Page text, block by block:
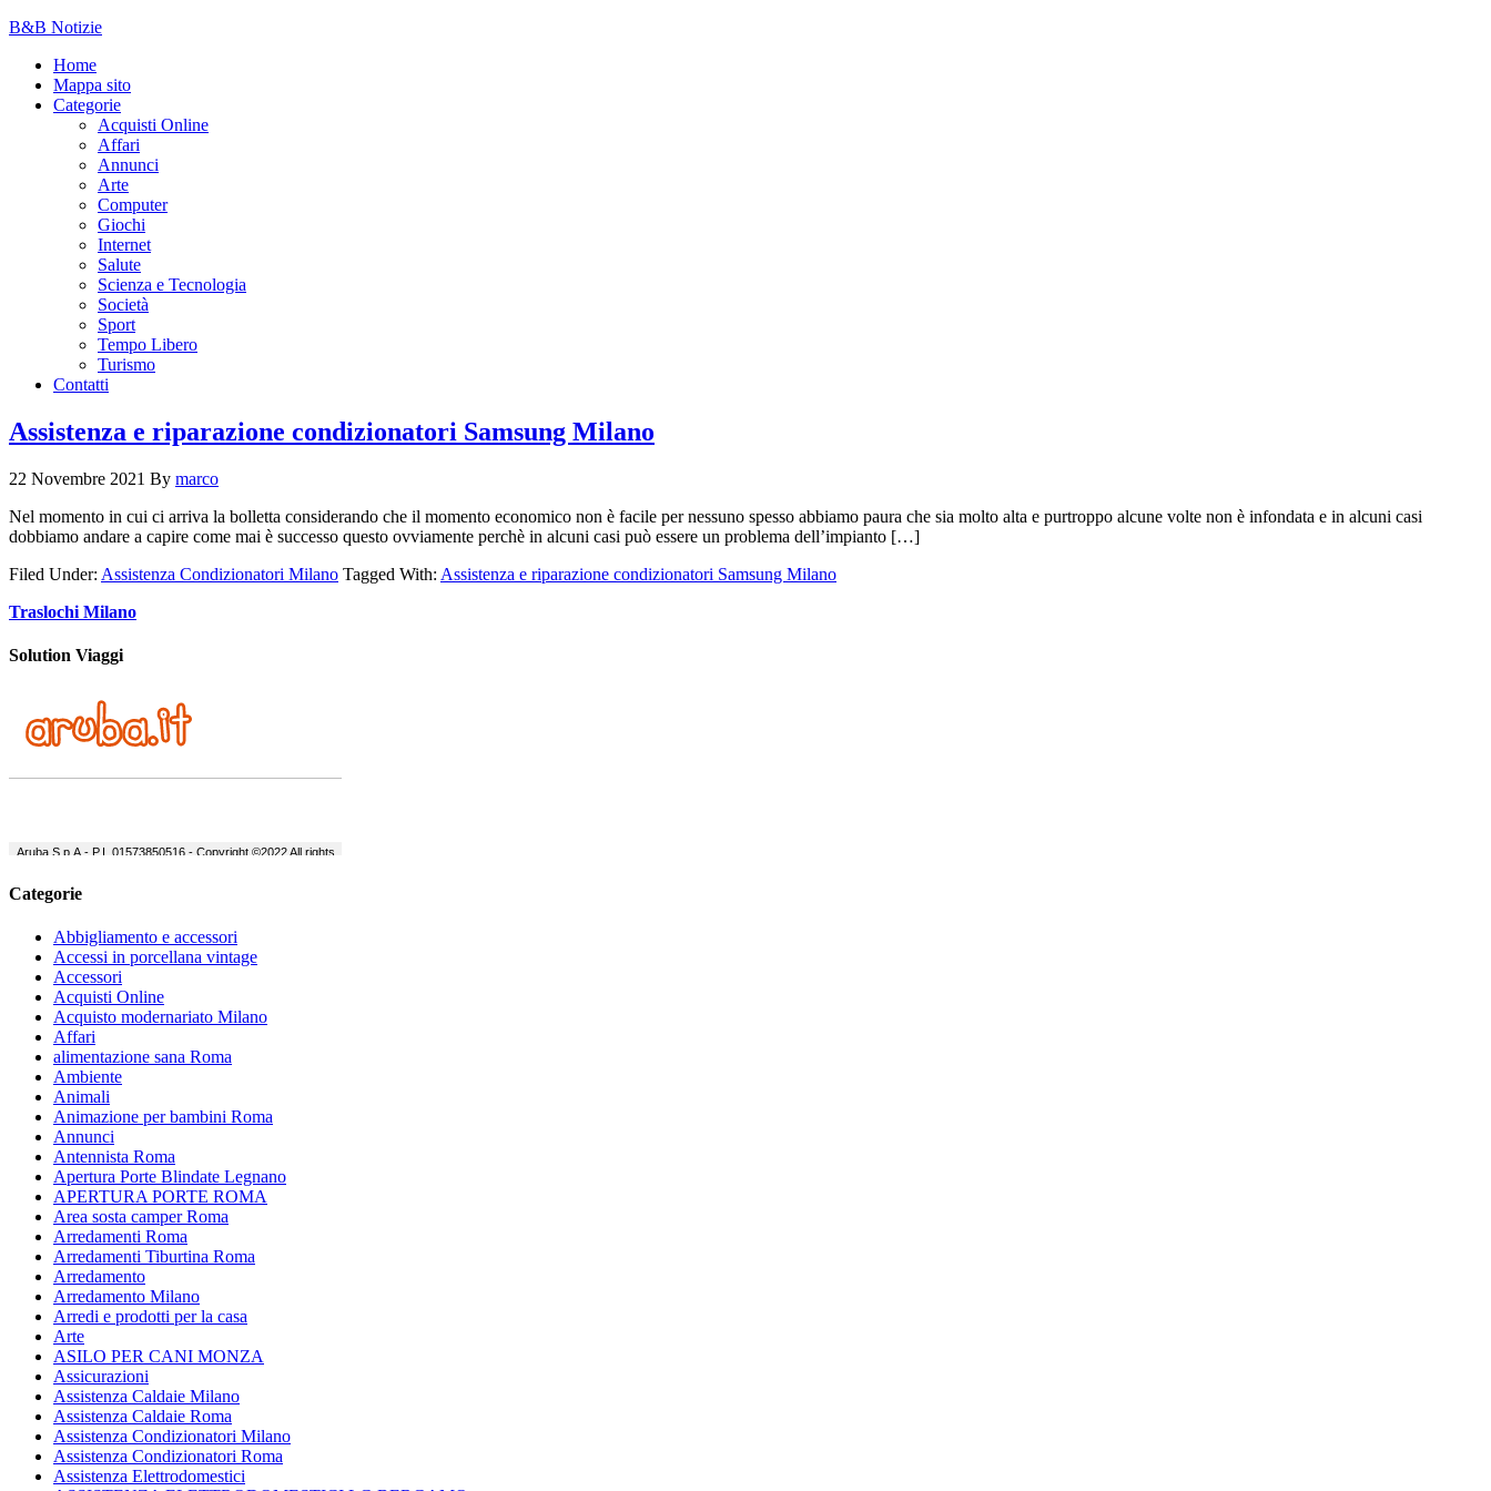
B&B Notizie
Home
Mappa sito
Categorie
Acquisti Online
Affari
Annunci
Arte
Computer
Giochi
Internet
Salute
Scienza e Tecnologia
Società
Sport
Tempo Libero
Turismo
Contatti
Assistenza e riparazione condizionatori Samsung Milano
22 Novembre 2021 By marco
Nel momento in cui ci arriva la bolletta considerando che il momento economico non è facile per nessuno spesso abbiamo paura che sia molto alta e purtroppo alcune volte non è infondata e in alcuni casi
dobbiamo andare a capire come mai è successo questo ovviamente perchè in alcuni casi può essere un problema dell’impianto […]
Filed Under: Assistenza Condizionatori Milano Tagged With: Assistenza e riparazione condizionatori Samsung Milano
Traslochi Milano
Solution Viaggi
Categorie
Abbigliamento e accessori
Accessi in porcellana vintage
Accessori
Acquisti Online
Acquisto modernariato Milano
Affari
alimentazione sana Roma
Ambiente
Animali
Animazione per bambini Roma
Annunci
Antennista Roma
Apertura Porte Blindate Legnano
APERTURA PORTE ROMA
Area sosta camper Roma
Arredamenti Roma
Arredamenti Tiburtina Roma
Arredamento
Arredamento Milano
Arredi e prodotti per la casa
Arte
ASILO PER CANI MONZA
Assicurazioni
Assistenza Caldaie Milano
Assistenza Caldaie Roma
Assistenza Condizionatori Milano
Assistenza Condizionatori Roma
Assistenza Elettrodomestici